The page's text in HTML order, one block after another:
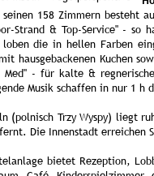
158 Zimmern besteht
Strand & Top-Service" - so
die in hellen Farben
hausgebackenen Kuchen
Med" - für kalte &
Musik schaffen in nur 1 h
(polnisch Trzy Wyspy) liegt
Die Innenstadt erreichen
bietet Rezeption,